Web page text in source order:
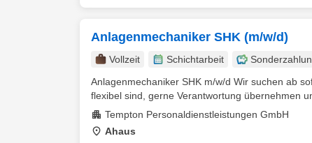
Anlagenmechaniker SHK (m/w/d)
Vollzeit Schichtarbeit
Anlagenmechaniker SHK m/w/d Wir suchen ab
flexibel sind, gerne Verantwortung übernehmen
Tempton Personaldienstleistungen GmbH
Ahaus